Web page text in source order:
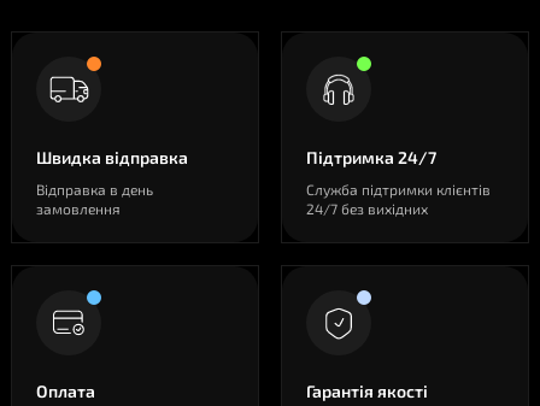
Швидка відправка
Відправка в день
замовлення
Підтримка 24/7
Служба підтримки клієнтів
24/7 без вихідних
Оплата Гарантія якості